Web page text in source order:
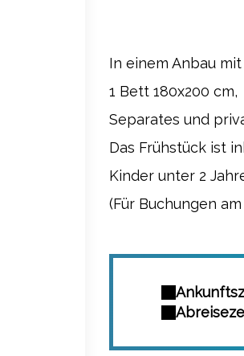
In einem Anbau
1 Bett 180x200 cm,
Separates und
Das Frühstück ist
Kinder unter 2
(Für Buchungen